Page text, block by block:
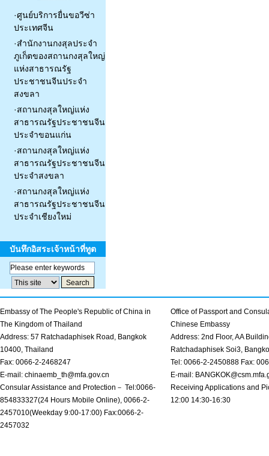
·ศูนย์บริการยื่นขอวีซ่า
ประเทศจีน
·สำนักงานกงสุลประจำ
ภูเก็ตของสถานกงสุลใหญ่
แห่งสาธารณรัฐ
ประชาชนจีนประจำ
สงขลา
·สถานกงสุลใหญ่แห่ง
สาธารณรัฐประชาชนจีน
ประจำขอนแก่น
·สถานกงสุลใหญ่แห่ง
สาธารณรัฐประชาชนจีน
ประจำสงขลา
·สถานกงสุลใหญ่แห่ง
สาธารณรัฐประชาชนจีน
ประจำเชียงใหม่
บันทึกอิสระเจ้าหน้าที่ทูต
Embassy of The People's Republic of China in
The Kingdom of Thailand
Address: 57 Ratchadaphisek Road, Bangkok
10400, Thailand
Fax: 0066-2-2468247
E-mail: chinaemb_th@mfa.gov.cn
Consular Assistance and Protection－ Tel:0066-
854833327(24 Hours Mobile Online), 0066-2-
2457010(Weekday 9:00-17:00) Fax:0066-2-
2457032
Office of Passport and
Chinese Embassy
Address: 2nd Floor, AA
Ratchadaphisek Soi3,
Tel: 0066-2-2450888 Fax:
E-mail:
Receiving Applications and
12:00 14:30-16:30